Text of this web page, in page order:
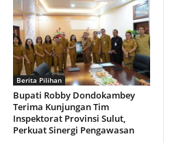
Berita Pilihan
Bupati Robby Dondokambey
Terima Kunjungan Tim
Inspektorat Provinsi Sulut,
Perkuat Sinergi Pengawasan